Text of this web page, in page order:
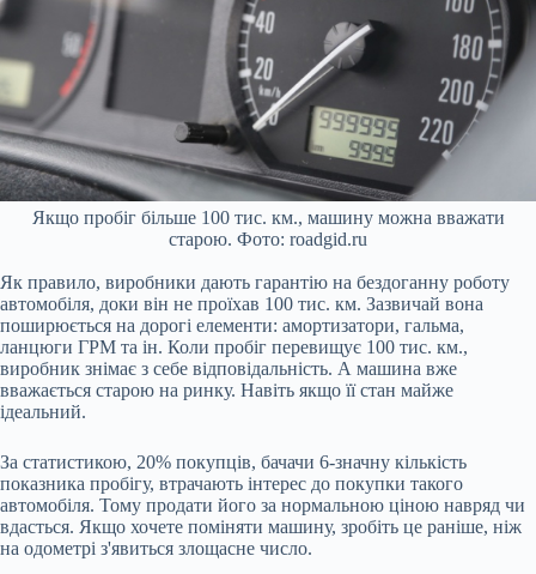
Якщо пробіг більше 100 тис. км., машину можна вважати
старою. Фото: roadgid.ru
Як правило, виробники дають гарантію на бездоганну роботу
автомобіля, доки він не проїхав 100 тис. км. Зазвичай вона
поширюється на дорогі елементи: амортизатори, гальма,
ланцюги ГРМ та ін. Коли пробіг перевищує 100 тис. км.,
виробник знімає з себе відповідальність. А машина вже
вважається старою на ринку. Навіть якщо її стан майже
ідеальний.
За статистикою, 20% покупців, бачачи 6-значну кількість
показника пробігу, втрачають інтерес до покупки такого
автомобіля. Тому продати його за нормальною ціною навряд чи
вдасться. Якщо хочете поміняти машину, зробіть це раніше, ніж
на одометрі з'явиться злощасне число.